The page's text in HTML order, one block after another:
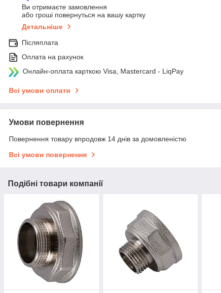
Ви отримаєте замовлення
або гроші повернуться на вашу картку
Детальніше
Післяплата
Оплата на рахунок
Онлайн-оплата карткою Visa, Mastercard - LiqPay
Всі умови оплати
Умови повернення
Повернення товару впродовж 14 днів за домовленістю
Всі умови повернення
Подібні товари компанії